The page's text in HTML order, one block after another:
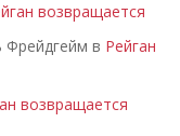
возвращается
Фрейдгейм в Рейган
возвращается